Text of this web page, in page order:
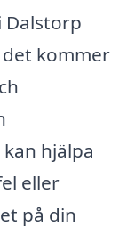
Dalstorp
kommer
hjälpa
eller
på din